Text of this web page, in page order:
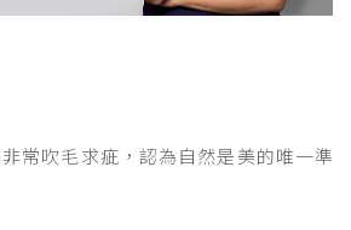
常吹毛求疵，認為自然是美的唯一準